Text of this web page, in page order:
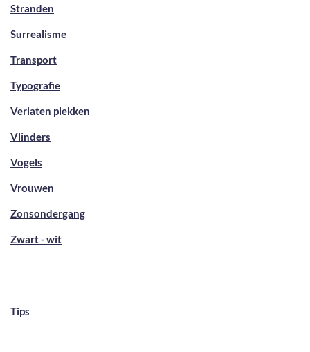
Stranden
Surrealisme
Transport
Typografie
Verlaten plekken
Vlinders
Vogels
Vrouwen
Zonsondergang
Zwart - wit
Tips